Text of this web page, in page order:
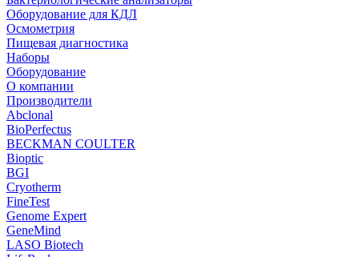
Оборудование для КДЛ
Осмометрия
Пищевая диагностика
Наборы
Оборудование
О компании
Производители
Abclonal
BioPerfectus
BECKMAN COULTER
Bioptic
BGI
Cryotherm
FineTest
Genome Expert
GeneMind
LASO Biotech